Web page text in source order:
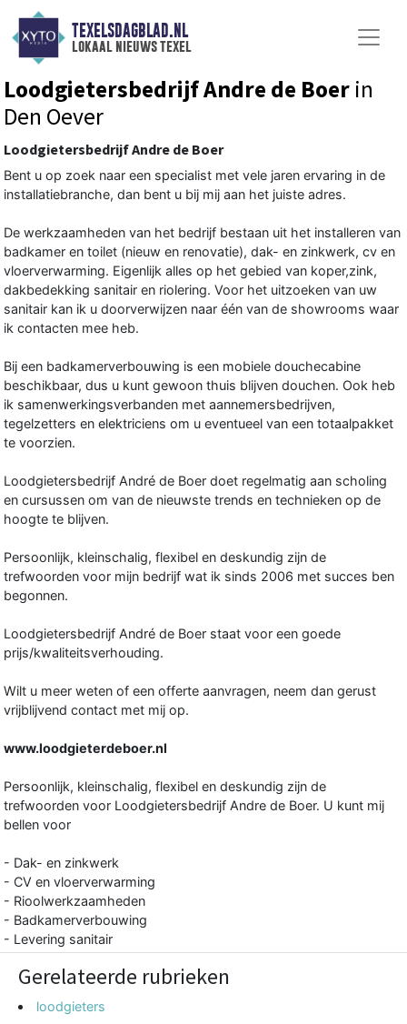
TEXELSDAGBLAD.NL
lokaal nieuws texel
Loodgietersbedrijf Andre de Boer in
Den Oever
Loodgietersbedrijf Andre de Boer
Bent u op zoek naar een specialist met vele jaren ervaring in de
installatiebranche, dan bent u bij mij aan het juiste adres.
De werkzaamheden van het bedrijf bestaan uit het installeren van
badkamer en toilet (nieuw en renovatie), dak- en zinkwerk, cv en
vloerverwarming. Eigenlijk alles op het gebied van koper,zink,
dakbedekking sanitair en riolering. Voor het uitzoeken van uw
sanitair kan ik u doorverwijzen naar één van de showrooms waar
ik contacten mee heb.
Bij een badkamerverbouwing is een mobiele douchecabine
beschikbaar, dus u kunt gewoon thuis blijven douchen. Ook heb
ik samenwerkingsverbanden met aannemersbedrijven,
tegelzetters en elektriciens om u eventueel van een totaalpakket
te voorzien.
Loodgietersbedrijf André de Boer doet regelmatig aan scholing
en cursussen om van de nieuwste trends en technieken op de
hoogte te blijven.
Persoonlijk, kleinschalig, flexibel en deskundig zijn de
trefwoorden voor mijn bedrijf wat ik sinds 2006 met succes ben
begonnen.
Loodgietersbedrijf André de Boer staat voor een goede
prijs/kwaliteitsverhouding.
Wilt u meer weten of een offerte aanvragen, neem dan gerust
vrijblijvend contact met mij op.
www.loodgieterdeboer.nl
Persoonlijk, kleinschalig, flexibel en deskundig zijn de
trefwoorden voor Loodgietersbedrijf Andre de Boer. U kunt mij
bellen voor
- Dak- en zinkwerk
- CV en vloerverwarming
- Rioolwerkzaamheden
- Badkamerverbouwing
- Levering sanitair
Gerelateerde rubrieken
loodgieters